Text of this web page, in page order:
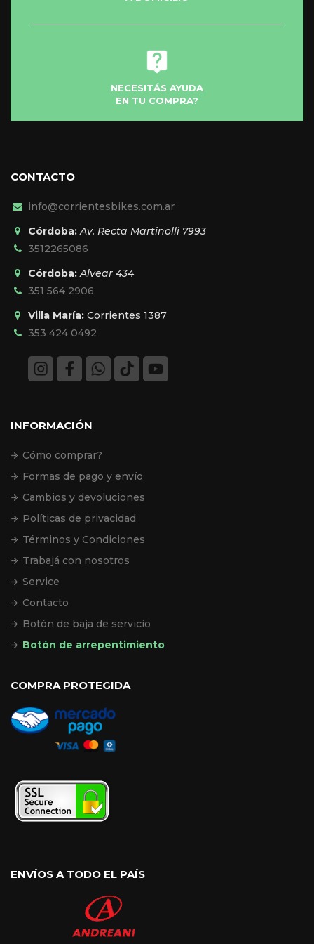
NECESITÁS AYUDA
EN TU COMPRA?
CONTACTO
info@corrientesbikes.com.ar
Córdoba:Av. Recta Martinolli 7993
3512265086
Córdoba:Alvear 434
351 564 2906
Villa María: Corrientes 1387
353 424 0492
INFORMACIÓN
Cómo comprar?
Formas de pago y envío
Cambios y devoluciones
Políticas de privacidad
Términos y Condiciones
Trabajá con nosotros
Service
Contacto
Botón de baja de servicio
Botón de arrepentimiento
COMPRA PROTEGIDA
ENVÍOS A TODO EL PAÍS